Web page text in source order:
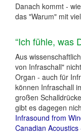
Danach kommt -
das "Warum" mit
“Ich fühle, was
Aus
von Infraschall"
Organ - auch für
können Infraschall
großen
gibt es dagegen
Infrasound from
Canadian